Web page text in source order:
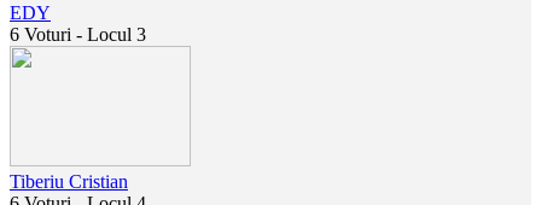
EDY
6 Voturi - Locul 3
Tiberiu Cristian